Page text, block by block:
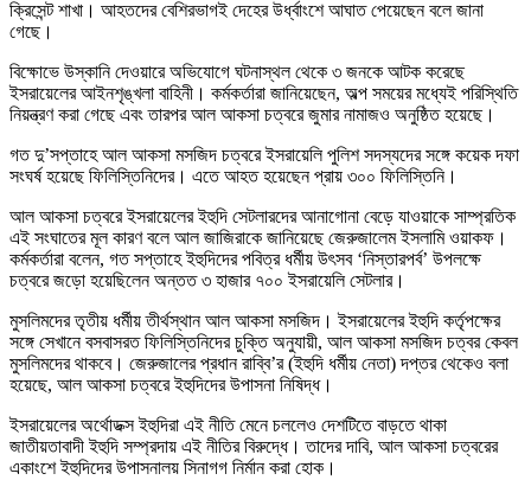
ক্রিসেন্ট শাখা। আহতদের বেশিরভাগই দেহের উর্ধ্বাংশে আঘাত পেয়েছেন বলে জানা
গেছে।
বিক্ষোভে উস্কানি দেওয়ারে অভিযোগে ঘটনাস্থল থেকে ৩ জনকে আটক করেছে
ইসরায়েলের আইনশৃঙ্খলা বাহিনী। কর্মকর্তারা জানিয়েছেন, অল্প সময়ের মধ্যেই পরিস্থিতি
নিয়ন্ত্রণ করা গেছে এবং তারপর আল আকসা চত্বরে জুমার নামাজও অনুষ্ঠিত হয়েছে।
গত দু’সপ্তাহে আল আকসা মসজিদ চত্বরে ইসরায়েলি পুলিশ সদস্যদের সঙ্গে কয়েক দফা
সংঘর্ষ হয়েছে ফিলিস্তিনিদের। এতে আহত হয়েছেন প্রায় ৩০০ ফিলিস্তিনি।
আল আকসা চত্বরে ইসরায়েলের ইহুদি সেটলারদের আনাগোনা বেড়ে যাওয়াকে সাম্প্রতিক
এই সংঘাতের মূল কারণ বলে আল জাজিরাকে জানিয়েছে জেরুজালেম ইসলামি ওয়াকফ।
কর্মকর্তারা বলেন, গত সপ্তাহে ইহুদিদের পবিত্র ধর্মীয় উৎসব ‘নিস্তারপর্ব’ উপলক্ষে
চত্বরে জড়ো হয়েছিলেন অন্তত ৩ হাজার ৭০০ ইসরায়েলি সেটলার।
মুসলিমদের তৃতীয় ধর্মীয় তীর্থস্থান আল আকসা মসজিদ। ইসরায়েলের ইহুদি কর্তৃপক্ষের
সঙ্গে সেখানে বসবাসরত ফিলিস্তিনিদের চুক্তি অনুযায়ী, আল আকসা মসজিদ চত্বর কেবল
মুসলিমদের থাকবে। জেরুজালের প্রধান রাব্বি’র (ইহুদি ধর্মীয় নেতা) দপ্তর থেকেও বলা
হয়েছে, আল আকসা চত্বরে ইহুদিদের উপাসনা নিষিদ্ধ।
ইসরায়েলের অর্থোডক্স ইহুদিরা এই নীতি মেনে চললেও দেশটিতে বাড়তে থাকা
জাতীয়তাবাদী ইহুদি সম্প্রদায় এই নীতির বিরুদ্ধে। তাদের দাবি, আল আকসা চত্বরের
একাংশে ইহুদিদের উপাসনালয় সিনাগগ নির্মান করা হোক।